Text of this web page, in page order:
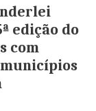
edição do
com